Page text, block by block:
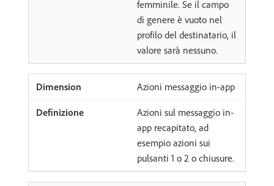
femminile. Se il campo
di genere è vuoto nel
profilo del destinatario, il
valore sarà nessuno.
Azioni messaggio in-app
Azioni sul messaggio in-
app recapitato, ad
esempio azioni sui
pulsanti 1 o 2 o chiusure.